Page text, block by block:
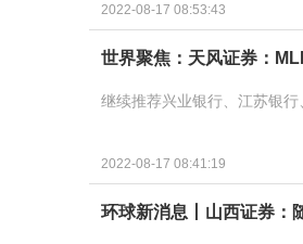
2022-08-17 08:53:43
世界聚焦：天风证券：
继续推荐兴业银行、江苏银
2022-08-17 08:41:19
环球新消息丨山西证券：